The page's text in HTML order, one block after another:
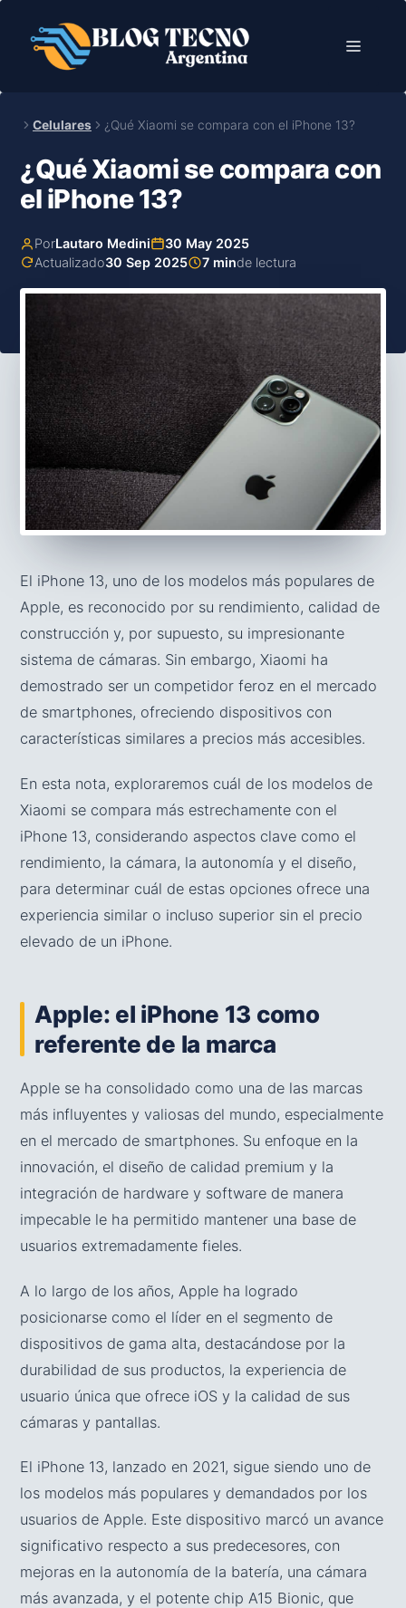
contenido
Menú
Celulares ¿Qué Xiaomi se compara con el iPhone 13?
¿Qué Xiaomi se compara con
el iPhone 13?
PorLautaro Medini
30 May 2025
Actualizado30 Sep 2025 7 minde lectura
El iPhone 13, uno de los modelos más populares de
Apple, es reconocido por su rendimiento, calidad de
construcción y, por supuesto, su impresionante
sistema de cámaras. Sin embargo, Xiaomi ha
demostrado ser un competidor feroz en el mercado
de smartphones, ofreciendo dispositivos con
características similares a precios más accesibles.
En esta nota, exploraremos cuál de los modelos de
Xiaomi se compara más estrechamente con el
iPhone 13, considerando aspectos clave como el
rendimiento, la cámara, la autonomía y el diseño,
para determinar cuál de estas opciones ofrece una
experiencia similar o incluso superior sin el precio
elevado de un iPhone.
Apple: el iPhone 13 como
referente de la marca
Apple se ha consolidado como una de las marcas
más influyentes y valiosas del mundo, especialmente
en el mercado de smartphones. Su enfoque en la
innovación, el diseño de calidad premium y la
integración de hardware y software de manera
impecable le ha permitido mantener una base de
usuarios extremadamente fieles.
A lo largo de los años, Apple ha logrado
posicionarse como el líder en el segmento de
dispositivos de gama alta, destacándose por la
durabilidad de sus productos, la experiencia de
usuario única que ofrece iOS y la calidad de sus
cámaras y pantallas.
El iPhone 13, lanzado en 2021, sigue siendo uno de
los modelos más populares y demandados por los
usuarios de Apple. Este dispositivo marcó un avance
significativo respecto a sus predecesores, con
mejoras en la autonomía de la batería, una cámara
más avanzada, y el potente chip A15 Bionic, que